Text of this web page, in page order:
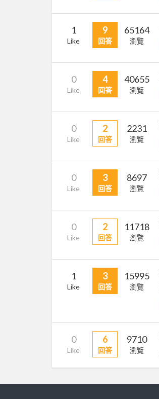
1
Like
9
回答
65164
瀏覽
0
Like
4
回答
40655
瀏覽
0
Like
2
回答
2231
瀏覽
0
Like
3
回答
8697
瀏覽
0
Like
2
回答
11718
瀏覽
1
Like
3
回答
15995
瀏覽
0
Like
6
回答
9710
瀏覽